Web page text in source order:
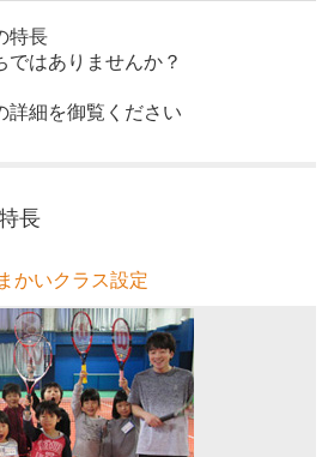
特長
ではありませんか？
詳細を御覧ください
長
かいクラス設定